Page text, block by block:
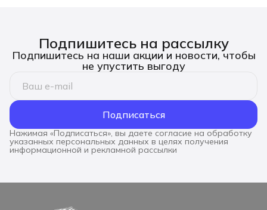
Подпишитесь на рассылку
Подпишитесь на наши акции и новости, чтобы
не упустить выгоду
Подписаться
Нажимая «Подписаться», вы даете согласие на обработку
указанных персональных данных в целях получения
информационной и рекламной рассылки